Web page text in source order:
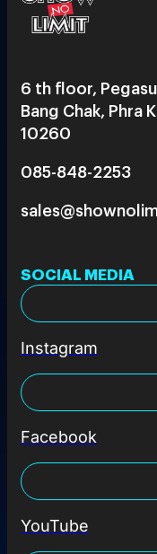
6 th floor,
Bang Chak, Phra
10260
085-848-2253
SOCIAL MEDIA
Instagram
Facebook
YouTube